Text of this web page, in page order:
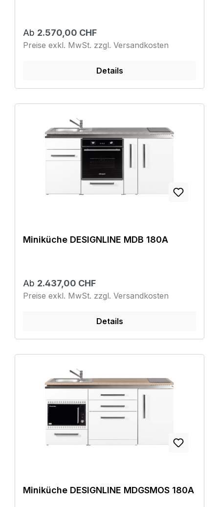
Ab 2.570,00 CHF
Preise exkl. MwSt. zzgl. Versandkosten
Details
Miniküche DESIGNLINE MDB 180A
Ab 2.437,00 CHF
Preise exkl. MwSt. zzgl. Versandkosten
Details
Miniküche DESIGNLINE MDGSMOS 180A